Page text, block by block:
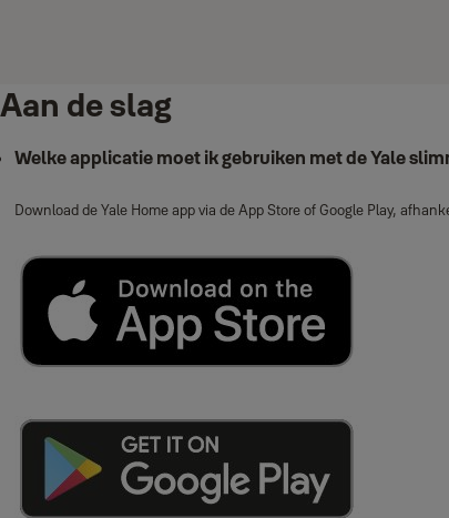
Aan de slag
Welke applicatie moet ik gebruiken met de Yale
Download de Yale Home app via de App Store of Google Play,